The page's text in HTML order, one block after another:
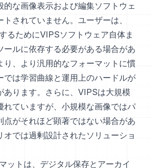
的な画像表示および編集ソフトウェ
されていません。ユーザーは、
るためにVIPSソフトウェア自体ま
ールに依存する必要がある場合があ
り、より汎用的なフォーマットに慣
では学習曲線と運用上のハードルが
あります。さらに、VIPSは大規模
れていますが、小規模な画像ではパ
点がそれほど顕著ではない場合があ
オでは過剰設計されたソリューショ
ットは、デジタル保存とアーカイ